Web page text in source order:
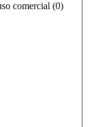
comercial (0)